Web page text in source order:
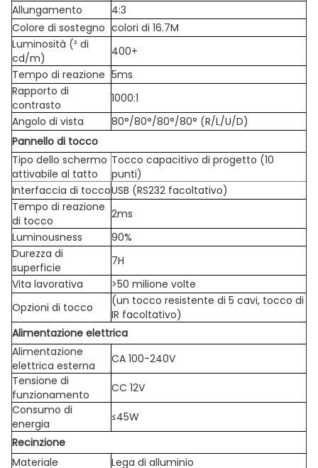
Allungamento
4:3
Colore di sostegno colori di 16.7M
Luminosità (² di
cd/m)
400+
Tempo di reazione 5ms
Rapporto di
contrasto
1000:1
Angolo di vista
80°/80°/80°/80° (R/L/U/D)
Pannello di tocco
Tipo dello schermo
attivabile al tatto
Tocco capacitivo di progetto (10
punti)
Interfaccia di toccoUSB (RS232 facoltativo)
Tempo di reazione
di tocco
2ms
Luminousness
90%
Durezza di
superficie
7H
Vita lavorativa
>50 milione volte
Opzioni di tocco
(un tocco resistente di 5 cavi, tocco di
IR facoltativo)
Alimentazione elettrica
Alimentazione
elettrica esterna
CA 100-240V
Tensione di
funzionamento
CC 12V
Consumo di
energia
≤45W
Recinzione
Materiale
Lega di alluminio